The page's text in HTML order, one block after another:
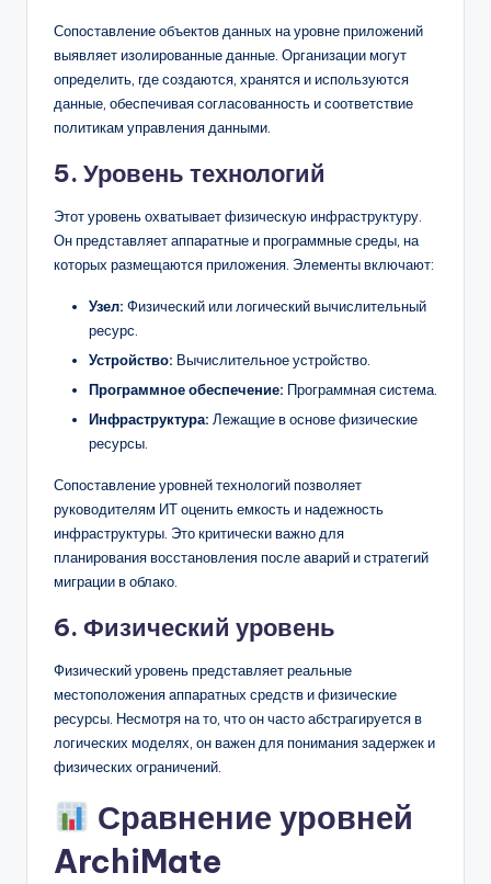
Сопоставление объектов данных на уровне приложений
выявляет изолированные данные. Организации могут
определить, где создаются, хранятся и используются
данные, обеспечивая согласованность и соответствие
политикам управления данными.
5. Уровень технологий
Этот уровень охватывает физическую инфраструктуру.
Он представляет аппаратные и программные среды, на
которых размещаются приложения. Элементы включают:
Узел: Физический или логический вычислительный
ресурс.
Устройство: Вычислительное устройство.
Программное обеспечение: Программная система.
Инфраструктура: Лежащие в основе физические
ресурсы.
Сопоставление уровней технологий позволяет
руководителям ИТ оценить емкость и надежность
инфраструктуры. Это критически важно для
планирования восстановления после аварий и стратегий
миграции в облако.
6. Физический уровень
Физический уровень представляет реальные
местоположения аппаратных средств и физические
ресурсы. Несмотря на то, что он часто абстрагируется в
логических моделях, он важен для понимания задержек и
физических ограничений.
Сравнение уровней
ArchiMate